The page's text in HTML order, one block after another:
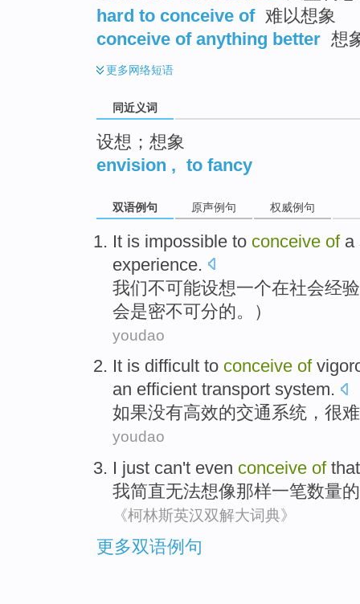
hard to conceive of 难以想象
conceive of anything better 想
更多网络短语
同近义词
设想；想象
envision , to fancy
双语例句 原声例句 权威例句
It is impossible to conceive of a
experience.
我们不可能设想一个在社会经验
会是密不可分的。）
youdao
It is difficult to conceive of
an efficient transport system.
如果没有高效的交通 系统 ， 很难
youdao
I just can't even conceive of
我简直无法想像那样一笔数量的
《柯林斯英汉双解大词典》
更多双语例句